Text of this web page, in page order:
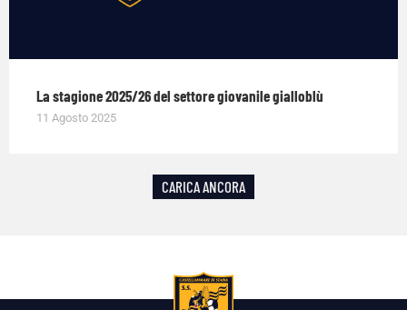
La stagione 2025/26 del settore giovanile gialloblù
11 Agosto 2025
CARICA ANCORA